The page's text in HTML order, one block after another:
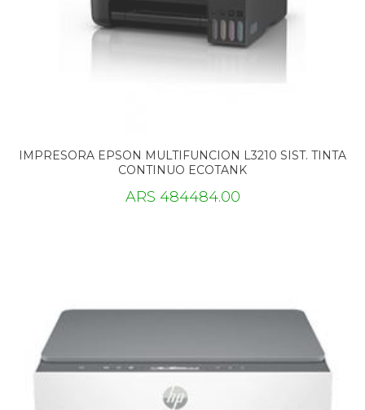
IMPRESORA EPSON MULTIFUNCION L3210 SIST. TINTA
CONTINUO ECOTANK
ARS 484484.00